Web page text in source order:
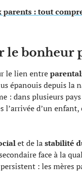
: tout
le bonheur
le lien entre
épanouis depuis la
: dans plusieurs
l’arrivée d’un
et de lastabilité
face à la
: les mères